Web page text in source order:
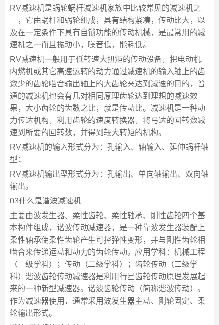
RV减速机是蜗轮蜗杆减速机家族中比较常见的减速机之
一，它由蜗杆和蜗轮组成，具有结构紧凑，传动比大，以
及在一定条件下具有自锁功能的传动机械，是最常用的减
速机之一而且振动小，噪音低，能耗低。
RV减速机一般用于低转速大扭矩的传动设备，把电动机.
内燃机或其它高速运转的动力通过减速机的输入轴上的齿
数少的齿轮啮合输出轴上的大齿轮来达到减速的目的，普
通的减速机也会有几对相同原理齿轮达到理想的减速效
果，大小齿轮的齿数之比，就是传动比。减速机是一种动
力传达机构，利用齿轮的速度转换器，将马达的回转数减
速到所要的回转数，并得到较大转矩的机构。
RV减速机的输入形式分为：孔输入、轴输入、延伸蜗杆轴
型；
RV减速机输出型形式分为：孔输出、单向轴输出、双向轴
输出。
03什么是谐波减速机
主要由波发生器、柔性齿轮、柔性轴承、刚性齿轮四个基
本构件组成，谐波传动减速器，是一种靠波发生器装配上
柔性轴承使柔性齿轮产生可控弹性变形，并与刚性齿轮相
啮合来传递运动和动力的齿轮传动。应用学科：机械工程
（一级学科）；传动（二级学科）；齿轮传动（三级学
科）谐波齿轮传动减速器是利用行星齿轮传动原理发展起
来的一种新型减速器。谐波齿轮传动（简称谐波传动）。
作为减速器使用，通常采用波发生器主动、刚轮固定、柔
轮输出形式。